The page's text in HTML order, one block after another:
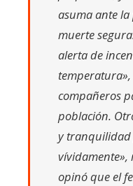
asuma ante
muerte
alerta de
compañeros
población.
y tranquilidad
opinó que el